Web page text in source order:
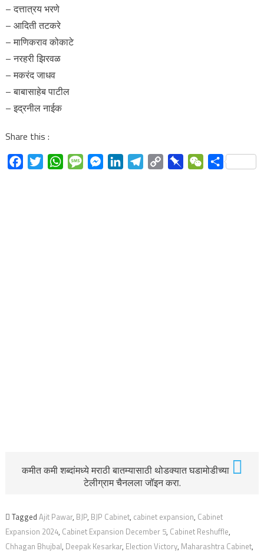
– दत्तात्रय भरणे
– आदिती तटकरे
– माणिकराव कोकाटे
– नरहरी झिरवळ
– मकरंद जाधव
– बाबासाहेब पाटील
– इद्रनील नाईक
Share this :
FacebookTwitterWhatsAppMessageMessengerLinkedInTelegram
Copy
PinboardWeChatShare
कमीत कमी शब्दांमध्ये मराठी बातम्यासाठी थोडक्यात घडामोडीच्या
टेलीग्राम चैनलला जॉइन करा.
Tagged Ajit Pawar, BJP, BJP Cabinet, cabinet expansion, Cabinet
Expansion 2024, Cabinet Expansion December 5, Cabinet Reshuffle,
Chhagan Bhujbal, Deepak Kesarkar, Election Victory, Maharashtra Cabinet,